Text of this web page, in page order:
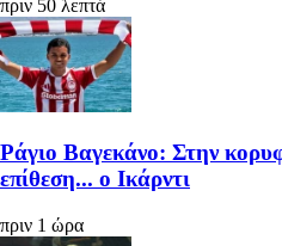
πριν 50 λεπτά
Ράγιο Βαγεκάνο: Στην
επίθεση... ο Ικάρντι
πριν 1 ώρα